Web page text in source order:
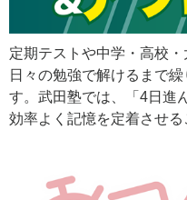
定期テストや中学・高校・
日々の勉強で解けるまで
す。武田塾では、「4日進
効率よく記憶を定着させる